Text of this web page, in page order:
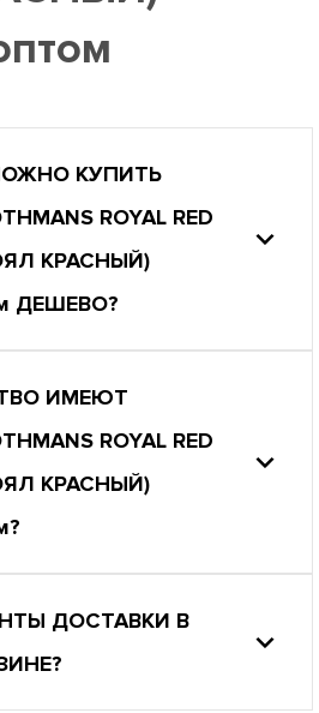
КУПИТЬ
ROYAL RED
КРАСНЫЙ)
ДЕШЕВО?
ИМЕЮТ
ROYAL RED
КРАСНЫЙ)
ДОСТАВКИ В